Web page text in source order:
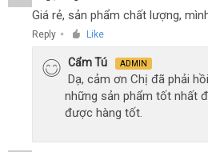
Giá rẻ, sản phẩm chất lượng,
Reply ● Like
Cẩm Tú ADMIN
Dạ, cảm ơn Chị đã phải
những sản phẩm tốt nhất
được hàng tốt.